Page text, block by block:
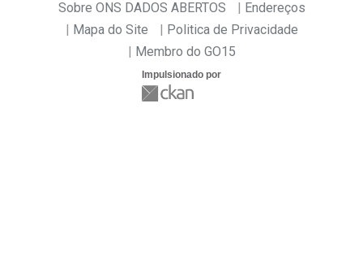
Sobre ONS DADOS ABERTOS
Endereços
Mapa do Site
Politica de Privacidade
Membro do GO15
Impulsionado por